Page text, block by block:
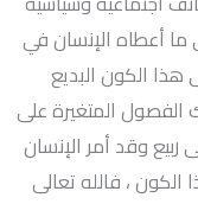
أعطاه الإنسان في
هذا الكون البديع
الفصول المتغيرة على
وقد أمر الإنسان
، فالله تعالى